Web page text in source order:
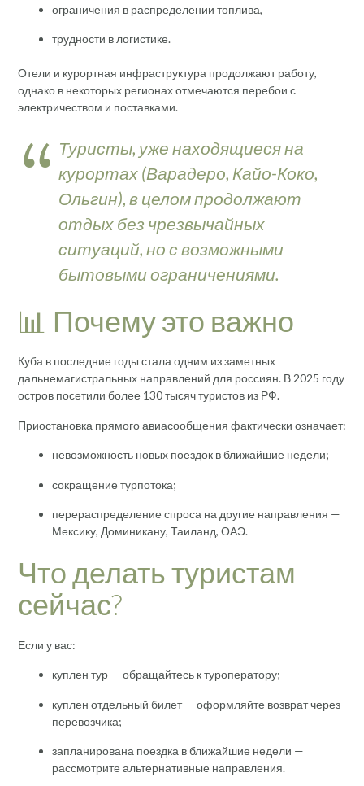
ограничения в распределении топлива,
трудности в логистике.
Отели и курортная инфраструктура продолжают работу,
однако в некоторых регионах отмечаются перебои с
электричеством и поставками.
Туристы, уже находящиеся на
курортах (Варадеро, Кайо-Коко,
Ольгин), в целом продолжают
отдых без чрезвычайных
ситуаций, но с возможными
бытовыми ограничениями.
📊 Почему это важно
Куба в последние годы стала одним из заметных
дальнемагистральных направлений для россиян. В 2025 году
остров посетили более 130 тысяч туристов из РФ.
Приостановка прямого авиасообщения фактически означает:
невозможность новых поездок в ближайшие недели;
сокращение турпотока;
перераспределение спроса на другие направления —
Мексику, Доминикану, Таиланд, ОАЭ.
Что делать туристам
сейчас?
Если у вас:
куплен тур — обращайтесь к туроператору;
куплен отдельный билет — оформляйте возврат через
перевозчика;
запланирована поездка в ближайшие недели —
рассмотрите альтернативные направления.